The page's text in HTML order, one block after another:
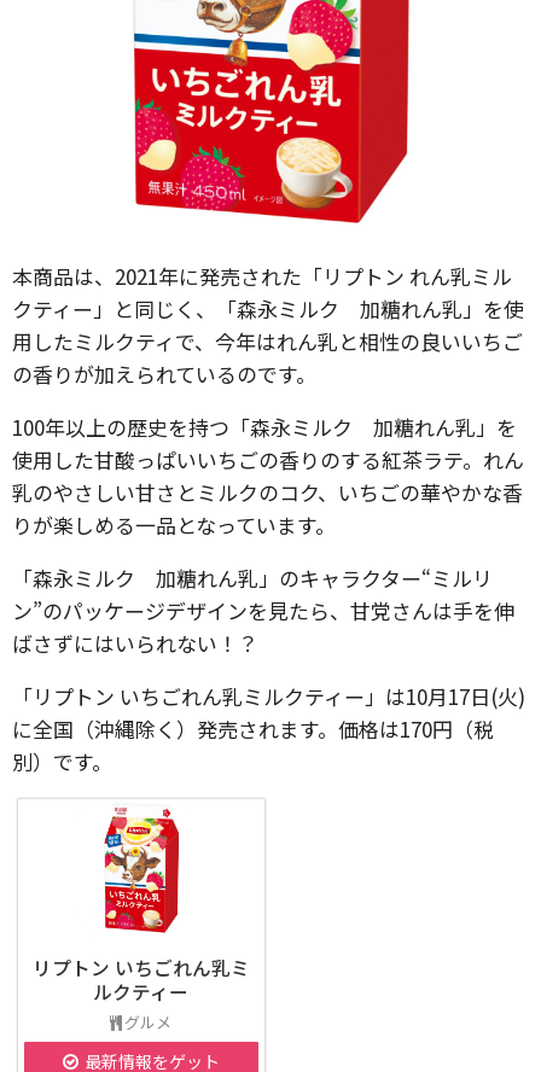
本商品は、2021年に発売された「リプトン れん乳ミル
クティー」と同じく、「森永ミルク 加糖れん乳」を使
用したミルクティで、今年はれん乳と相性の良いいちご
の香りが加えられているのです。
100年以上の歴史を持つ「森永ミルク 加糖れん乳」を
使用した甘酸っぱいいちごの香りのする紅茶ラテ。れん
乳のやさしい甘さとミルクのコク、いちごの華やかな香
りが楽しめる一品となっています。
「森永ミルク 加糖れん乳」のキャラクター“ミルリ
ン”のパッケージデザインを見たら、甘党さんは手を伸
ばさずにはいられない！？
「リプトン いちごれん乳ミルクティー」は10月17日(火)
に全国（沖縄除く）発売されます。価格は170円（税
別）です。
リプトン いちごれん乳ミ
ルクティー
グルメ
最新情報をゲット